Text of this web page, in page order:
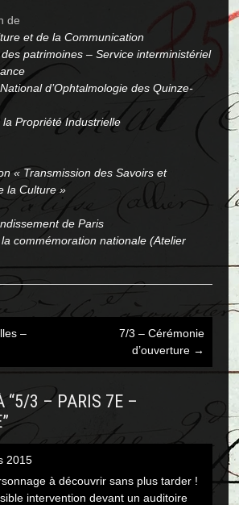
de
et de la Communication
patrimoines – Service interministériel
d’Ophtalmologie des Quinze-
Propriété Industrielle
« Transmission des Savoirs et
la Culture »
de Paris
commémoration nationale (Atelier
–
7/3 – Cérémonie
d’ouverture →
“5/3 – PARIS 7E –
”
2015
à découvrir sans plus tarder !
intervention devant un auditoire